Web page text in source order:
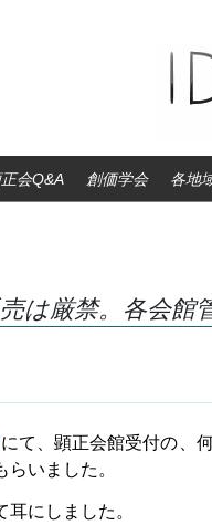
会Q&A 創価学会 各地
は厳禁。各会館
にて、顕正会館受付の、
いました。
にしました。